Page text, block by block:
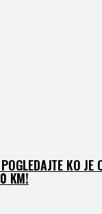
KO JE
KM!